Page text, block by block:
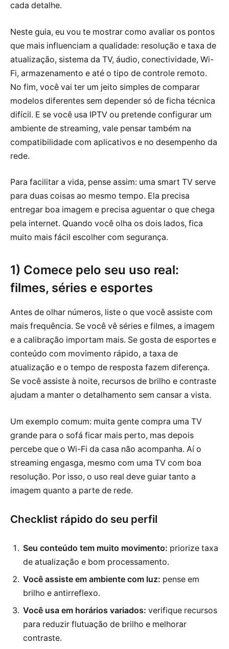
cada detalhe.
Neste guia, eu vou te mostrar como avaliar os pontos
que mais influenciam a qualidade: resolução e taxa de
atualização, sistema da TV, áudio, conectividade, Wi-
Fi, armazenamento e até o tipo de controle remoto.
No fim, você vai ter um jeito simples de comparar
modelos diferentes sem depender só de ficha técnica
difícil. E se você usa IPTV ou pretende configurar um
ambiente de streaming, vale pensar também na
compatibilidade com aplicativos e no desempenho da
rede.
Para facilitar a vida, pense assim: uma smart TV serve
para duas coisas ao mesmo tempo. Ela precisa
entregar boa imagem e precisa aguentar o que chega
pela internet. Quando você olha os dois lados, fica
muito mais fácil escolher com segurança.
1) Comece pelo seu uso real:
filmes, séries e esportes
Antes de olhar números, liste o que você assiste com
mais frequência. Se você vê séries e filmes, a imagem
e a calibração importam mais. Se gosta de esportes e
conteúdo com movimento rápido, a taxa de
atualização e o tempo de resposta fazem diferença.
Se você assiste à noite, recursos de brilho e contraste
ajudam a manter o detalhamento sem cansar a vista.
Um exemplo comum: muita gente compra uma TV
grande para o sofá ficar mais perto, mas depois
percebe que o Wi-Fi da casa não acompanha. Aí o
streaming engasga, mesmo com uma TV com boa
resolução. Por isso, o uso real deve guiar tanto a
imagem quanto a parte de rede.
Checklist rápido do seu perfil
Seu conteúdo tem muito movimento: priorize taxa
de atualização e bom processamento.
Você assiste em ambiente com luz: pense em
brilho e antirreflexo.
Você usa em horários variados: verifique recursos
para reduzir flutuação de brilho e melhorar
contraste.